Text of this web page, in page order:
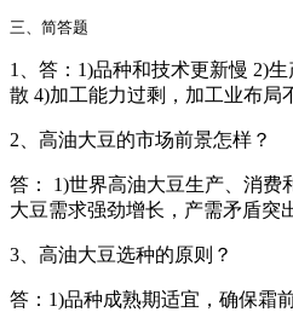
三、简答题
1、答：1)品种和技术更新慢 2)
散 4)加工能力过剩，加工业布局
2、高油大豆的市场前景怎样？
答： 1)世界高油大豆生产、消费
大豆需求强劲增长，产需矛盾突
3、高油大豆选种的原则？
答：1)品种成熟期适宜，确保霜